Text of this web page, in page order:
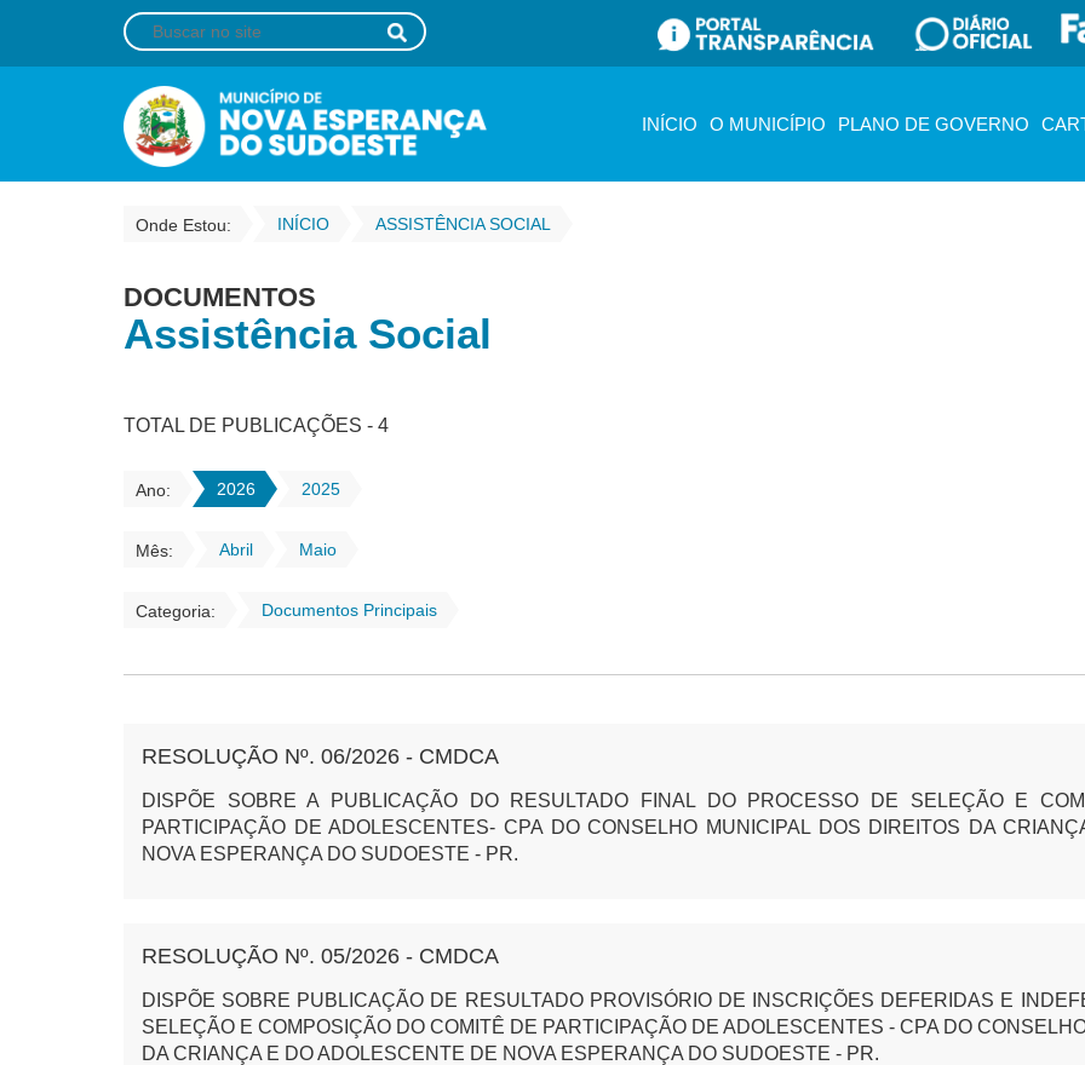
INÍCIO O MUNICÍPIO PLANO DE GOVERNO
Onde Estou: INÍCIO ASSISTÊNCIA SOCIAL
DOCUMENTOS
Assistência Social
TOTAL DE PUBLICAÇÕES - 4
Ano: 2026 2025
Mês: Abril Maio
Categoria: Documentos Principais
RESOLUÇÃO Nº. 06/2026 - CMDCA
DISPÕE SOBRE A PUBLICAÇÃO DO RESULTADO FINAL DO PROCESSO DE SELEÇÃO E
PARTICIPAÇÃO DE ADOLESCENTES- CPA DO CONSELHO MUNICIPAL DOS DIREITOS DA
NOVA ESPERANÇA DO SUDOESTE - PR.
RESOLUÇÃO Nº. 05/2026 - CMDCA
DISPÕE SOBRE PUBLICAÇÃO DE RESULTADO PROVISÓRIO DE INSCRIÇÕES DEFERIDAS E
SELEÇÃO E COMPOSIÇÃO DO COMITÊ DE PARTICIPAÇÃO DE ADOLESCENTES - CPA DO
DA CRIANÇA E DO ADOLESCENTE DE NOVA ESPERANÇA DO SUDOESTE - PR.